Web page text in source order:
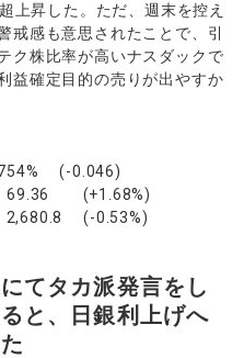
上昇した。ただ、週末を控え
戒感も意思されたことで、引
ク株比率が高いナスダックで
益確定目的の売りが出やすか
(-0.046)
69.36 (+1.68%)
2,680.8 (-0.53%)
てタカ派発言をし
と、日銀利上げへ